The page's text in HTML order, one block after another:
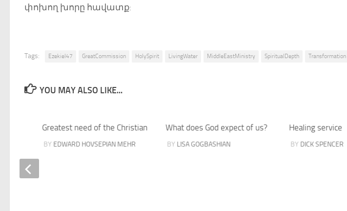
փոխող խորը հավատք:
Tags: Ezekiel47 GreatCommission HolySpirit LivingWater MiddleEastMinistry SpiritualDepth Transformation
YOU MAY ALSO LIKE...
What does God expect of us?
BY LISA GOGBASHIAN
Healing service
BY DICK SPENCER
Greatest need of the Christian
BY EDWARD HOVSEPIAN MEHR